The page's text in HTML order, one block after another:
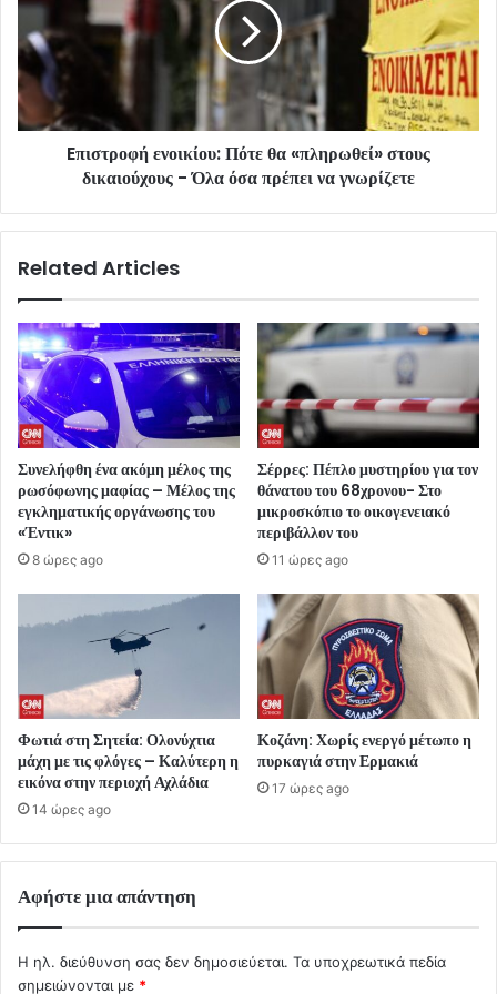
Eπιστροφή ενοικίου: Πότε θα «πληρωθεί» στους
δικαιούχους - Όλα όσα πρέπει να γνωρίζετε
Related Articles
Συνελήφθη ένα ακόμη μέλος της
ρωσόφωνης μαφίας – Μέλος της
εγκληματικής οργάνωσης του
«Έντικ»
8 ώρες ago
Σέρρες: Πέπλο μυστηρίου για τον
θάνατου του 68χρονου- Στο
μικροσκόπιο το οικογενειακό
περιβάλλον του
11 ώρες ago
Φωτιά στη Σητεία: Ολονύχτια
μάχη με τις φλόγες – Καλύτερη η
εικόνα στην περιοχή Αχλάδια
14 ώρες ago
Κοζάνη: Χωρίς ενεργό μέτωπο η
πυρκαγιά στην Ερμακιά
17 ώρες ago
Αφήστε μια απάντηση
Η ηλ. διεύθυνση σας δεν δημοσιεύεται. Τα υποχρεωτικά πεδία
σημειώνονται με *